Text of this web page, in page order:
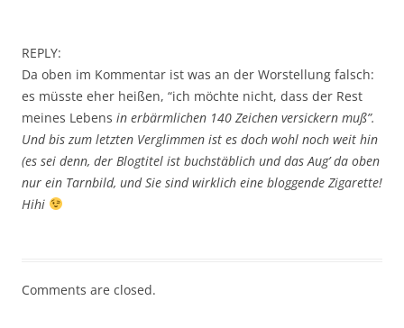
REPLY:
Da oben im Kommentar ist was an der Worstellung falsch:
es müsste eher heißen, “ich möchte nicht, dass der Rest
meines Lebens in erbärmlichen 140 Zeichen versickern muß”.
Und bis zum letzten Verglimmen ist es doch wohl noch weit hin
(es sei denn, der Blogtitel ist buchstäblich und das Aug’ da oben
nur ein Tarnbild, und Sie sind wirklich eine bloggende Zigarette!
Hihi
Comments are closed.